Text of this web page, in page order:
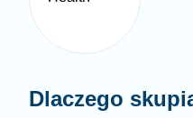
Dlaczego